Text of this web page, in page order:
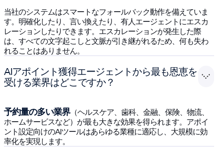
当社のシステムはスマートなフォールバック動作を備えていま
す。明確化したり、言い換えたり、有人エージェントにエスカ
レーションしたりできます。エスカレーションが発生した際
は、すべての文字起こしと文脈が引き継がれるため、何も失わ
れることはありません。
AIアポイント獲得エージェントから最も恩恵を
受ける業界はどこですか？
予約量の多い業界（ヘルスケア、歯科、金融、保険、物流、
ホームサービスなど）が最も大きな効果を得られます。アポイ
ント設定向けのAIツールはあらゆる業種に適応し、大規模に効
率化を実現します。